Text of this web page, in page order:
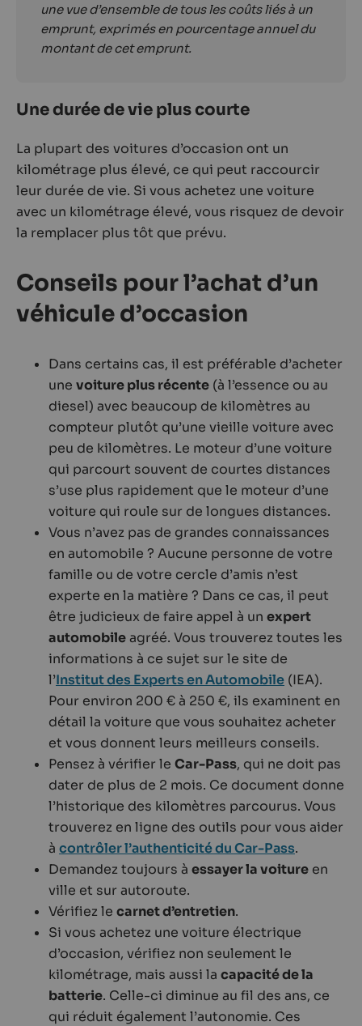
une vue d’ensemble de tous les coûts liés à un
emprunt, exprimés en pourcentage annuel du
montant de cet emprunt.
Une durée de vie plus courte
La plupart des voitures d’occasion ont un
kilométrage plus élevé, ce qui peut raccourcir
leur durée de vie. Si vous achetez une voiture
avec un kilométrage élevé, vous risquez de devoir
la remplacer plus tôt que prévu.
Conseils pour l’achat d’un
véhicule d’occasion
Dans certains cas, il est préférable d’acheter
une voiture plus récente (à l’essence ou au
diesel) avec beaucoup de kilomètres au
compteur plutôt qu’une vieille voiture avec
peu de kilomètres. Le moteur d’une voiture
qui parcourt souvent de courtes distances
s’use plus rapidement que le moteur d’une
voiture qui roule sur de longues distances.
Vous n’avez pas de grandes connaissances
en automobile ? Aucune personne de votre
famille ou de votre cercle d’amis n’est
experte en la matière ? Dans ce cas, il peut
être judicieux de faire appel à un expert
automobileagréé. Vous trouverez toutes les
informations à ce sujet sur le site de
l’Institut des Experts en Automobile (IEA).
Pour environ 200 € à 250 €, ils examinent en
détail la voiture que vous souhaitez acheter
et vous donnent leurs meilleurs conseils.
Pensez à vérifier le Car-Pass, qui ne doit pas
dater de plus de 2 mois. Ce document donne
l’historique des kilomètres parcourus. Vous
trouverez en ligne des outils pour vous aider
à contrôler l’authenticité du Car-Pass.
Demandez toujours à essayer la voiture en
ville et sur autoroute.
Vérifiez le carnet d’entretien.
Si vous achetez une voiture électrique
d’occasion, vérifiez non seulement le
kilométrage, mais aussi la capacité de la
batterie. Celle-ci diminue au fil des ans, ce
qui réduit également l’autonomie. Ces